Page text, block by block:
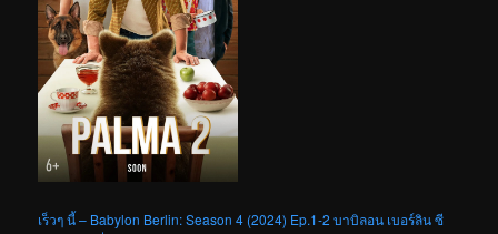
เร็วๆ นี้ – Babylon Berlin: Season 4 (2024) Ep.1-2 บาบิลอน เบอร์ลิน ซี